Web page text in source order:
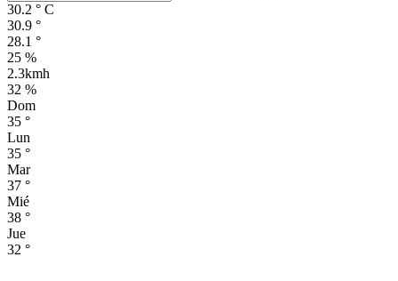
30.2 ° C
30.9 °
28.1 °
25 %
2.3kmh
32 %
Dom
35 °
Lun
35 °
Mar
37 °
Mié
38 °
Jue
32 °